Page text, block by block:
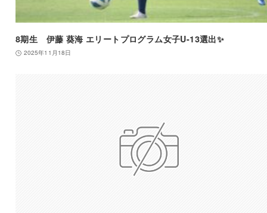
8期生 伊藤 葵海 エリートプログラム女子U-13選出✨
2025年11月18日